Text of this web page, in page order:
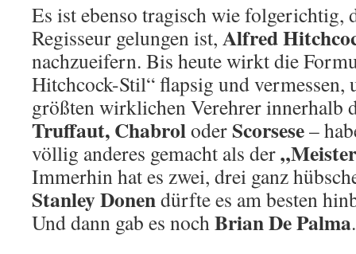
Es ist ebenso tragisch wie folgerichtig,
Regisseur gelungen ist, Alfred
nachzueifern. Bis heute wirkt die
Hitchcock-Stil“ flapsig und vermessen,
größten wirklichen Verehrer innerhalb
Truffaut, Chabroloder Scorsese–
völlig anderes gemacht als der
Immerhin hat es zwei, drei ganz
Stanley Donendürfte es am besten
Und dann gab es nochBrian De Palma.